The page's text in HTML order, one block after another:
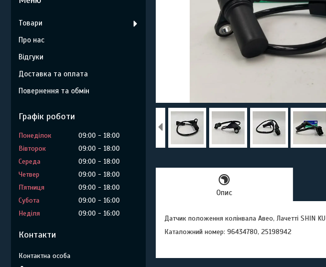
Опис
Датчик положення колінвала Авео, Лачетті SHIN
Каталожний номер: 96434780, 25198942
Товари
Про нас
Відгуки
Доставка та оплата
Повернення та обмін
Графік роботи
Понеділок 09:00
18:00
Вівторок
09:00
18:00
Середа
09:00
18:00
Четвер
09:00
18:00
Пʼятниця
09:00
18:00
Субота
09:00
16:00
Неділя
09:00 16:00
Контакти